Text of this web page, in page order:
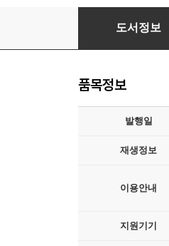
[대여] [세트] 위
도서정보
품목정보
발행일
재생정보
이용안내
지원기기